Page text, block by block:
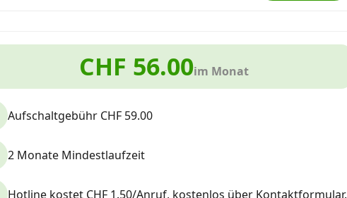
CHF 56.00im Monat
Aufschaltgebühr CHF 59.00
2 Monate Mindestlaufzeit
Hotline kostet CHF 1.50/Anruf, kostenlos über Kontaktformular.